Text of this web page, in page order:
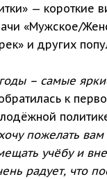
— короткие
«Мужское/
и других
– самые
к
пожелать вам
учёбу и
радует, что